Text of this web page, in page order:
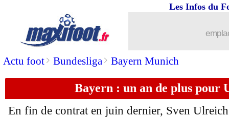
Actu foot> Bundesliga> Bayern Munich
Les Infos du
Bayern : un an de plus pour
En fin de contrat en juin dernier, Sven Ulreich
Sassuolo : Laurienté plutôt vers
29/07 Lorient: Faye prêté par Leverkusen
: Aboukhlal part au Torino
29/07 Salzbourg: Monaco suit l'attaquant